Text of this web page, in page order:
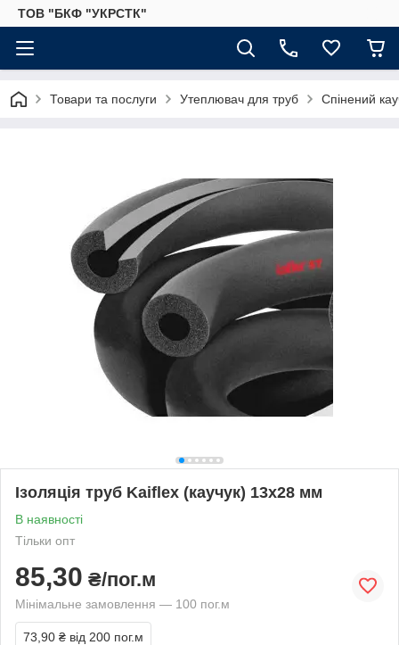
ТОВ "БКФ "УКРСТК"
Товари та послуги Утеплювач для труб Спінений
Ізоляція труб Kaiflex (каучук) 13х28 мм
В наявності
Тільки опт
85,30 ₴/пог.м
Мінімальне замовлення — 100 пог.м
73,90 ₴ від 200 пог.м